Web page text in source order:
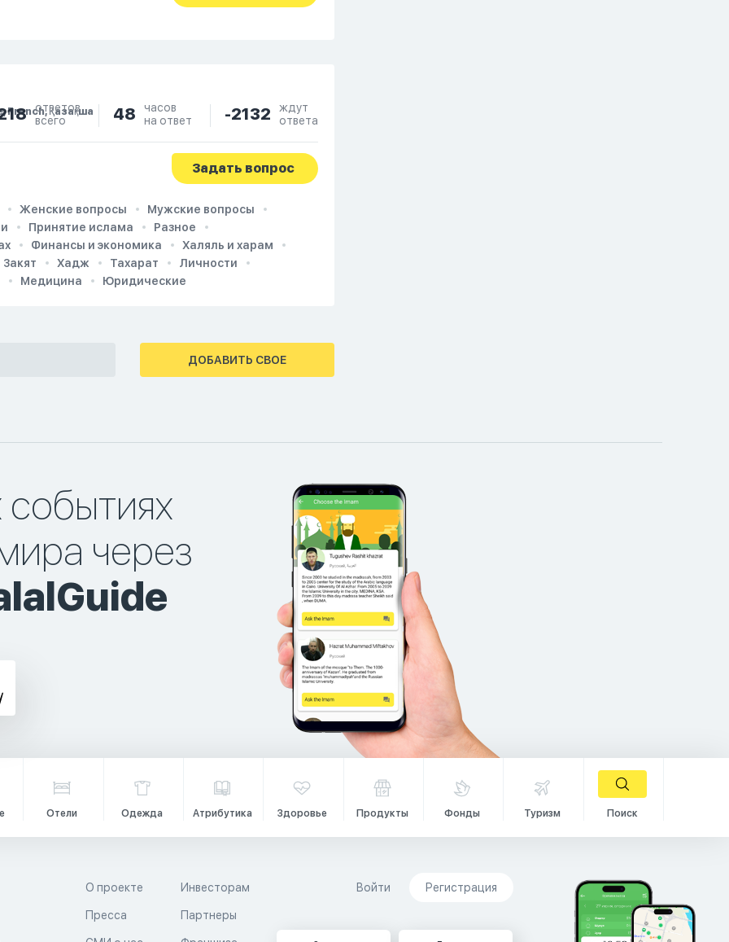
French, Қазақша
ответов
всего
48
часов
на ответ
-2132
ждут
ответа
Задать вопрос
Женские вопросы
Мужские вопросы
Принятие ислама
Разное
Финансы и экономика
Халяль и харам
Закят Хадж Тахарат
Личности
Медицина Юридические
ДОБАВИТЬ СВОЕ
событиях
через
Отели Одежда Атрибутика Здоровье Продукты Фонды Туризм Поиск
О проекте
Пресса
Инвесторам
Партнеры
Войти Регистрация